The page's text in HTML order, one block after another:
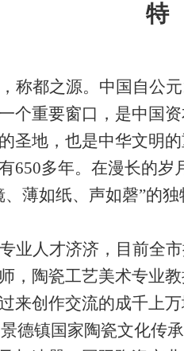
特
称都之源。中国自公
个重要窗口，是中国
圣地，也是中华文明
650多年。在漫长的岁
薄如纸、声如磬”的
业人才济济，目前全
，陶瓷工艺美术专业
来创作交流的成千上
德镇国家陶瓷文化传